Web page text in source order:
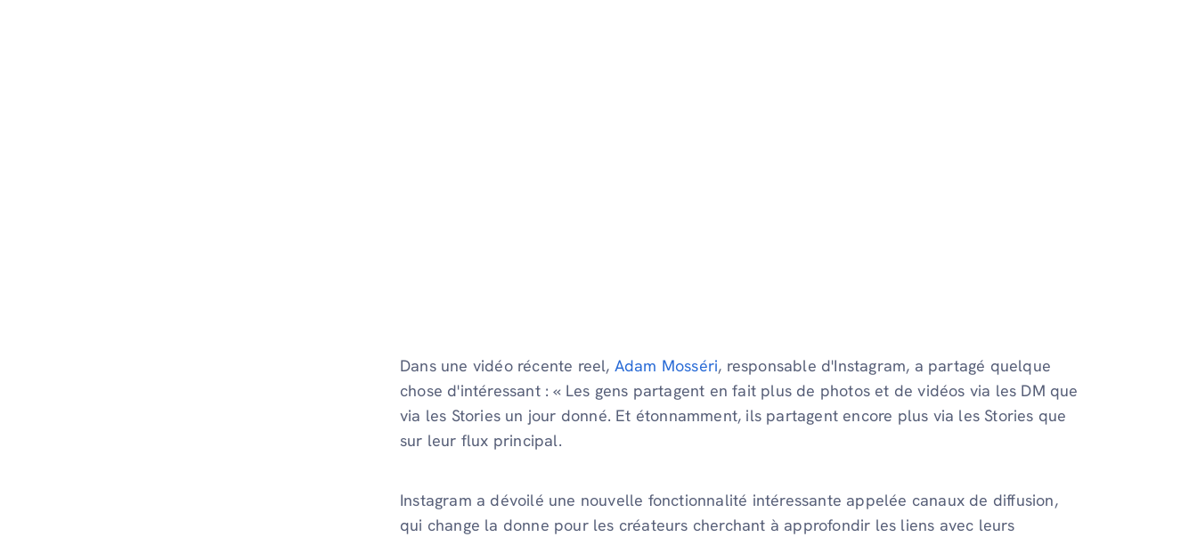
Dans une vidéo récente reel, Adam Mosséri, responsable d'Instagram, a partagé quelque
chose d'intéressant : « Les gens partagent en fait plus de photos et de vidéos via les DM que
via les Stories un jour donné. Et étonnamment, ils partagent encore plus via les Stories que
sur leur flux principal.
Instagram a dévoilé une nouvelle fonctionnalité intéressante appelée canaux de diffusion,
qui change la donne pour les créateurs cherchant à approfondir les liens avec leurs